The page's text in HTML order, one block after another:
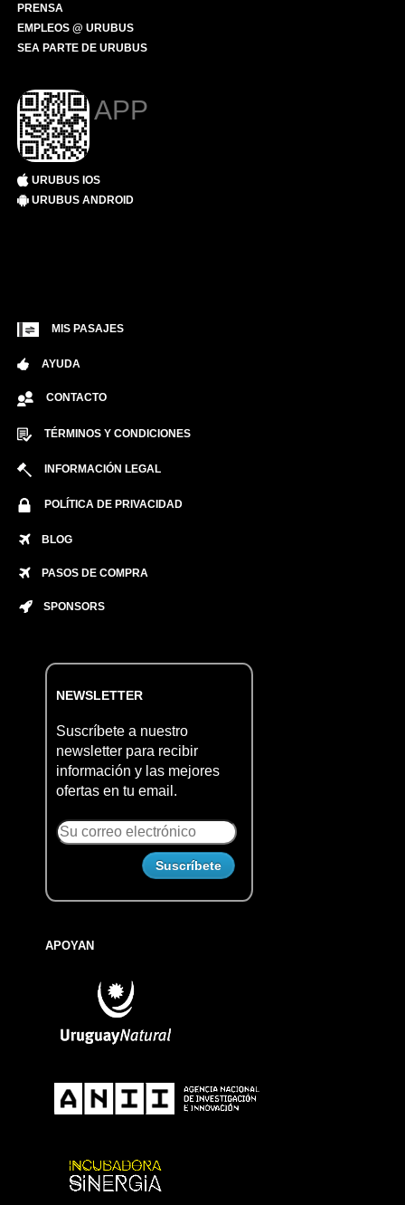
PRENSA
EMPLEOS @ URUBUS
SEA PARTE DE URUBUS
APP
URUBUS IOS
URUBUS ANDROID
MIS PASAJES
AYUDA
CONTACTO
TÉRMINOS Y CONDICIONES
INFORMACIÓN LEGAL
POLÍTICA DE PRIVACIDAD
BLOG
PASOS DE COMPRA
SPONSORS
NEWSLETTER
Suscríbete a nuestro
newsletter para recibir
información y las mejores
ofertas en tu email.
APOYAN